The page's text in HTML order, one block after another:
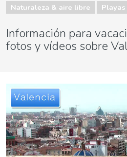
Naturaleza & aire libre
Playas
Información para
fotos y vídeos sobre